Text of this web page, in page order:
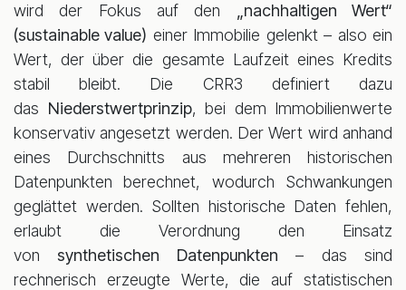
wird der Fokus auf den
„nachhaltigen Wert“
(sustainable value) einer Immobilie gelenkt – also ein
Wert, der über die gesamte Laufzeit eines Kredits
stabil bleibt. Die CRR3 definiert dazu
das Niederstwertprinzip, bei dem Immobilienwerte
konservativ angesetzt werden. Der Wert wird anhand
eines Durchschnitts aus mehreren historischen
Datenpunkten berechnet, wodurch Schwankungen
geglättet werden. Sollten historische Daten fehlen,
erlaubt die Verordnung den Einsatz
vonsynthetischen Datenpunkten – das sind
rechnerisch erzeugte Werte, die auf statistischen